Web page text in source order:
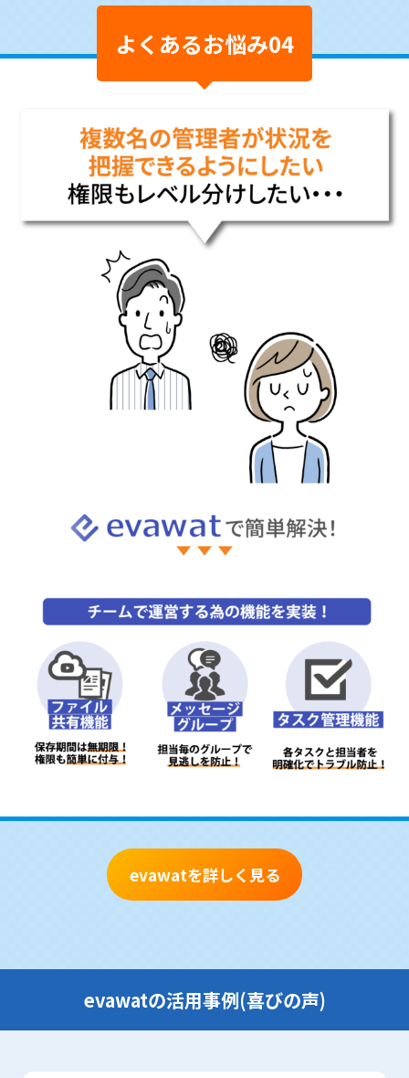
よくあるお悩み04
evawatを詳しく見る
evawatの活用事例(喜びの声)